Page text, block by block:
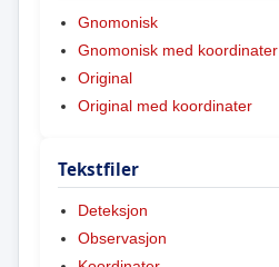
Gnomonisk
Gnomonisk med koordinater
Original
Original med koordinater
Tekstfiler
Deteksjon
Observasjon